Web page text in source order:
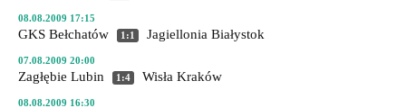
08.08.2009 17:15
GKS Bełchatów 1:1 Jagiellonia Białystok
07.08.2009 20:00
Zagłębie Lubin 1:4 Wisła Kraków
08.08.2009 16:30